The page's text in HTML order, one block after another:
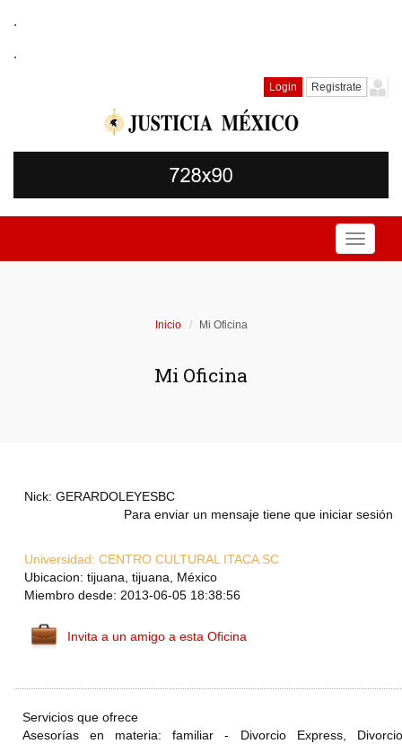
.
.
Login Registrate
Toggle
Inicio Mi Oficina
Mi Oficina
Nick: GERARDOLEYESBC
Para enviar un mensaje tiene que iniciar sesión
Universidad: CENTRO CULTURAL ITACA SC
Ubicacion: tijuana, tijuana, México
Miembro desde: 2013-06-05 18:38:56
Invita a un amigo a esta Oficina
Servicios que ofrece
Asesorías en materia: familiar - Divorcio Express,